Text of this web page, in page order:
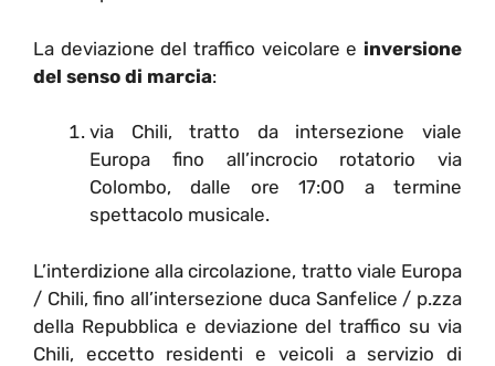
La deviazione del traffico veicolare e inversione
del senso di marcia:
via Chili, tratto da intersezione viale
Europa fino all’incrocio rotatorio via
Colombo, dalle ore 17:00 a termine
spettacolo musicale.
L’interdizione alla circolazione, tratto viale Europa
/ Chili, fino all’intersezione duca Sanfelice / p.zza
della Repubblica e deviazione del traffico su via
Chili, eccetto residenti e veicoli a servizio di